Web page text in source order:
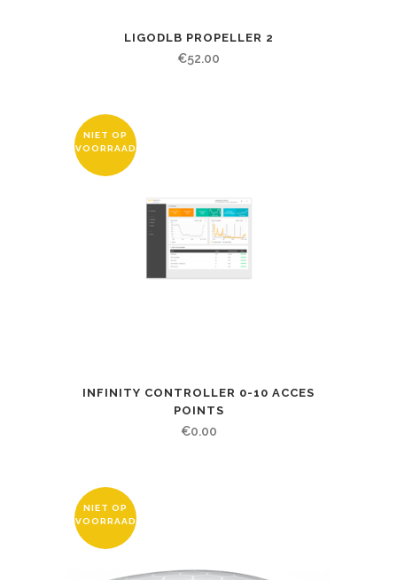
LIGODLB PROPELLER 2
€52.00
NIET OP
VOORRAAD
INFINITY CONTROLLER 0-10 ACCES
POINTS
€0.00
NIET OP
VOORRAAD